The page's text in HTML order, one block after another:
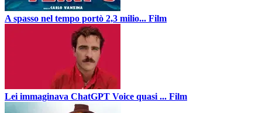
A spasso nel tempo portò 2,3 milio... Film
Lei immaginava ChatGPT Voice quasi ... Film